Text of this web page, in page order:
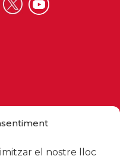
el nostre lloc